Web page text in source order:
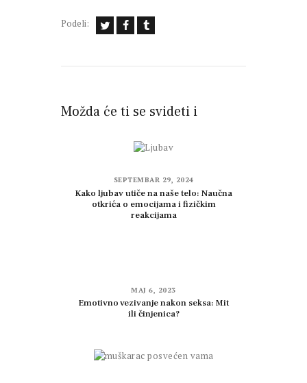
Podeli:
Možda će ti se svideti i
SEPTEMBAR 29, 2024
Kako ljubav utiče na naše telo: Naučna
otkrića o emocijama i fizičkim
reakcijama
MAJ 6, 2023
Emotivno vezivanje nakon seksa: Mit
ili činjenica?